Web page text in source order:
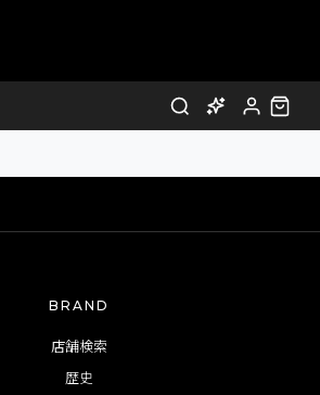
BRAND
店舗検索
歴史